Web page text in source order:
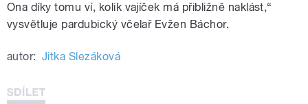
Ona díky tomu ví, kolik vajíček má přibližně naklást,“
vysvětluje pardubický včelař Evžen Báchor.
autor: Jitka Slezáková